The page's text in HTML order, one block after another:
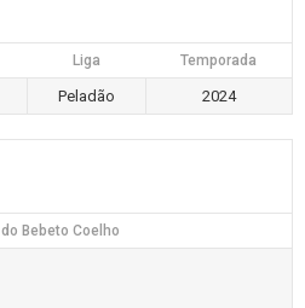
Liga Temporada
Peladão 2024
Bebeto Coelho